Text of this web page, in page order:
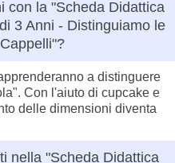
con la "Scheda Didattica
3 Anni - Distinguiamo le
a distinguere
Con l'aiuto di cupcake e
delle dimensioni diventa
nella "Scheda Didattica